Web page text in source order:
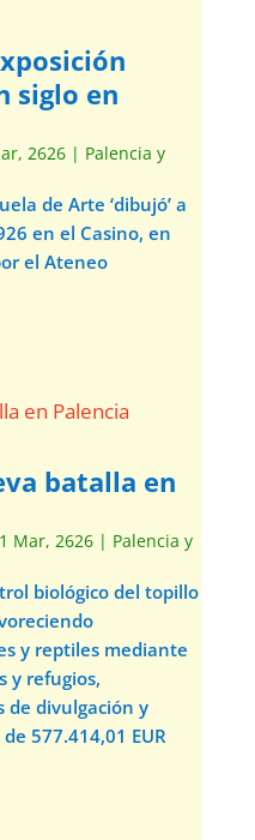
siglo en
2626| Palencia y
de Arte ‘dibujó’ a
en el Casino, en
el Ateneo
batalla en
1 Mar, 2626| Palencia y
biológico del topillo
y reptiles mediante
y refugios,
de divulgación y
577.414,01 EUR